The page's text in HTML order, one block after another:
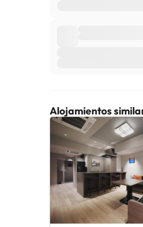
Alojamientos